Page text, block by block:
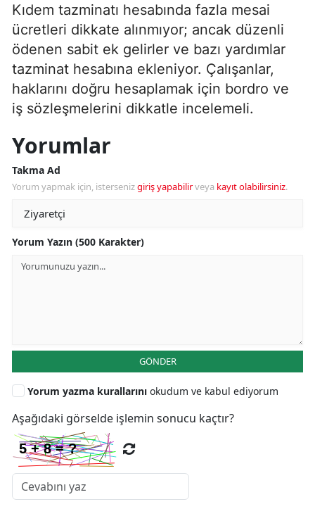
Kıdem tazminatı hesabında fazla mesai
ücretleri dikkate alınmıyor; ancak düzenli
ödenen sabit ek gelirler ve bazı yardımlar
tazminat hesabına ekleniyor. Çalışanlar,
haklarını doğru hesaplamak için bordro ve
iş sözleşmelerini dikkatle incelemeli.
Yorumlar
Takma Ad
Yorum yapmak için, istersenizgiriş yapabilirveya kayıt olabilirsiniz.
Yorum Yazın (500 Karakter)
GÖNDER
Yorum yazma kurallarını okudum ve kabul ediyorum
Aşağıdaki görselde işlemin sonucu kaçtır?